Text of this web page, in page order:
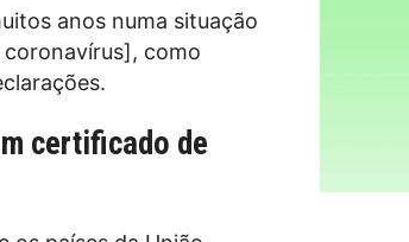
anos numa situação
como
certificado de